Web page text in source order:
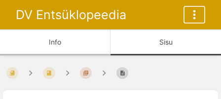
DV Entsüklopeedia
Info Sisu